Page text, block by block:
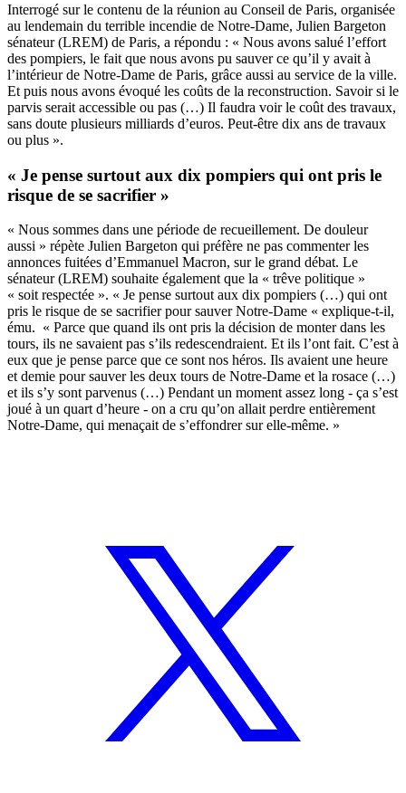
Interrogé sur le contenu de la réunion au Conseil de Paris, organisée
au lendemain du terrible incendie de Notre-Dame, Julien Bargeton
sénateur (LREM) de Paris, a répondu : « Nous avons salué l’effort
des pompiers, le fait que nous avons pu sauver ce qu’il y avait à
l’intérieur de Notre-Dame de Paris, grâce aussi au service de la ville.
Et puis nous avons évoqué les coûts de la reconstruction. Savoir si le
parvis serait accessible ou pas (…) Il faudra voir le coût des travaux,
sans doute plusieurs milliards d’euros. Peut-être dix ans de travaux
ou plus ».
« Je pense surtout aux dix pompiers qui ont pris le
risque de se sacrifier »
« Nous sommes dans une période de recueillement. De douleur
aussi » répète Julien Bargeton qui préfère ne pas commenter les
annonces fuitées d’Emmanuel Macron, sur le grand débat. Le
sénateur (LREM) souhaite également que la « trêve politique »
« soit respectée ». « Je pense surtout aux dix pompiers (…) qui ont
pris le risque de se sacrifier pour sauver Notre-Dame « explique-t-il,
ému. « Parce que quand ils ont pris la décision de monter dans les
tours, ils ne savaient pas s’ils redescendraient. Et ils l’ont fait. C’est à
eux que je pense parce que ce sont nos héros. Ils avaient une heure
et demie pour sauver les deux tours de Notre-Dame et la rosace (…)
et ils s’y sont parvenus (…) Pendant un moment assez long - ça s’est
joué à un quart d’heure - on a cru qu’on allait perdre entièrement
Notre-Dame, qui menaçait de s’effondrer sur elle-même. »